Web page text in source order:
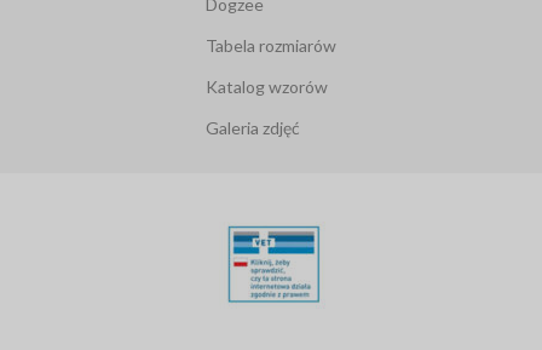
Dogzee
Tabela rozmiarów
Katalog wzorów
Galeria zdjęć